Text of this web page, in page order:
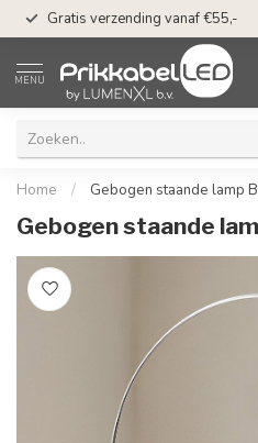
Gratis verzending vanaf €55,-
MENU
Home / Gebogen staande lamp
Gebogen staande